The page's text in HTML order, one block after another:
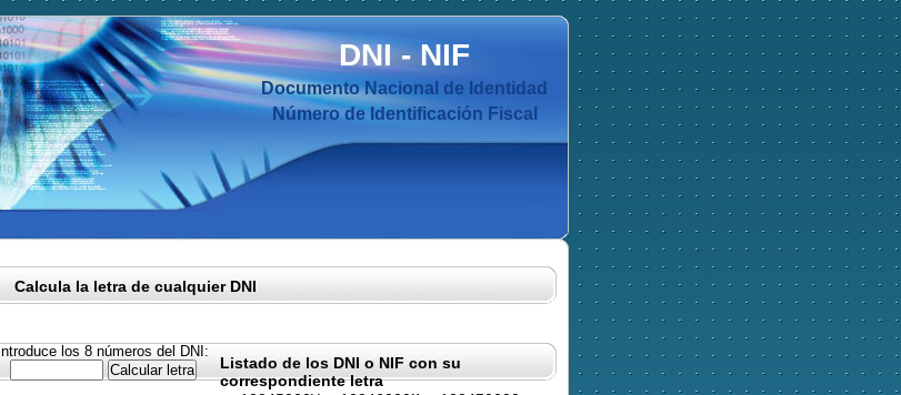
DNI-NIF
Documento Nacional de Identidad
Número de Identificación Fiscal
Calcula la letra de cualquier DNI
Introduce los 8 números del DNI:
Listado de los DNI o NIF con su
correspondiente letra